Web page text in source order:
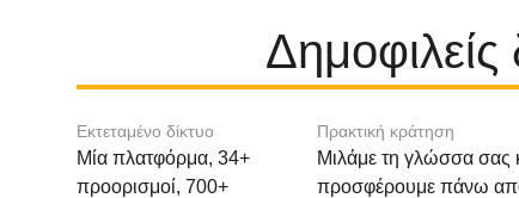
Εκτεταμένο δίκτυο
Μία πλατφόρμα, 34+
προορισμοί, 700+
Πρακτική κράτηση
Μιλάμε τη γλώσσα σας
προσφέρουμε πάνω